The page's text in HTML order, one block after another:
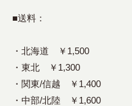
■送料：
・北海道 ￥1,500
・東北 ￥1,300
・関東/信越 ￥1,400
・中部/北陸 ￥1,600